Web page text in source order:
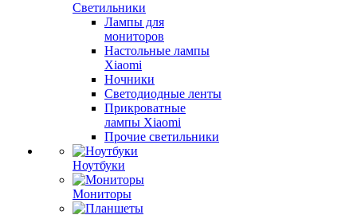
Светильники
Лампы для
мониторов
Настольные лампы
Xiaomi
Ночники
Светодиодные ленты
Прикроватные
лампы Xiaomi
Прочие светильники
Ноутбуки
Мониторы